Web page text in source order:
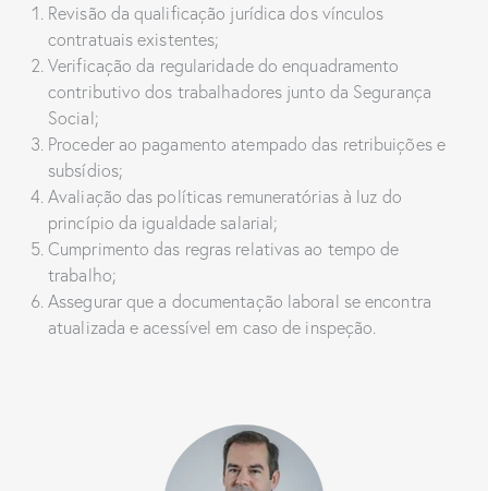
Revisão da qualificação jurídica dos vínculos
contratuais existentes;
Verificação da regularidade do enquadramento
contributivo dos trabalhadores junto da Segurança
Social;
Proceder ao pagamento atempado das retribuições e
subsídios;
Avaliação das políticas remuneratórias à luz do
princípio da igualdade salarial;
Cumprimento das regras relativas ao tempo de
trabalho;
Assegurar que a documentação laboral se encontra
atualizada e acessível em caso de inspeção.